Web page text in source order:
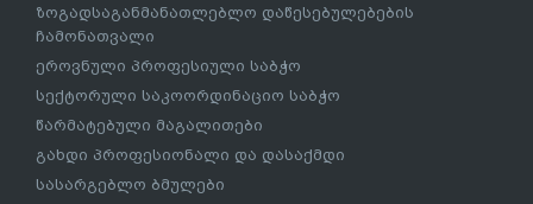
ზოგადსაგანმანათლებლო დაწესებულებების
ჩამონათვალი
ეროვნული პროფესიული საბჭო
სექტორული საკოორდინაციო საბჭო
წარმატებული მაგალითები
გახდი პროფესიონალი და დასაქმდი
სასარგებლო ბმულები